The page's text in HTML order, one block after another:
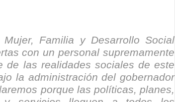
Familia y Desarrollo Social
con un personal supremamente
de las realidades sociales de este
la administración del gobernador
porque las políticas, planes,